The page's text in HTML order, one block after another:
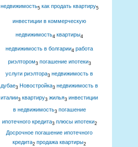
недвижимость5 как продать квартиру5
инвестиции в коммерческую
недвижимость4 квартиры4
недвижимость в болгарии4 работа
риэлтором3 погашение ипотеки3
услуги риэлтора3 недвижимость в
дубае3 Новостройка3 недвижимость в
италии3 квартиру3 жилья3 инвестиции
в недвижимость3 погашение
ипотечного кредита3 плюсы ипотеки2
Досрочное погашение ипотечного
кредита2 продажа квартиры2